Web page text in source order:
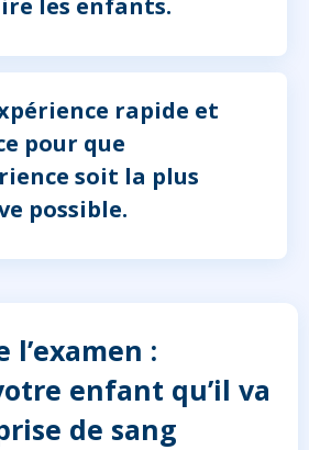
les enfants.
rapide et
pour que
soit la plus
possible.
l’examen :
enfant qu’il va
de sang